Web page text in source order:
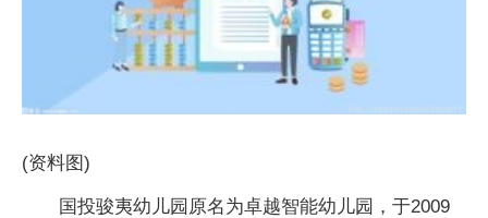
(资料图)
国投骏夷幼儿园原名为卓越智能幼儿园，于2009